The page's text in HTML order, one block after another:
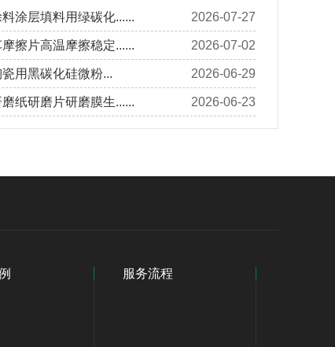
2026-07-27
涂层填料用绿碳化......
2026-07-02
擦片高温摩擦稳定......
2026-06-29
用黑碳化硅微粉...
2026-06-23
纸研磨片研磨膜生......
服务流程